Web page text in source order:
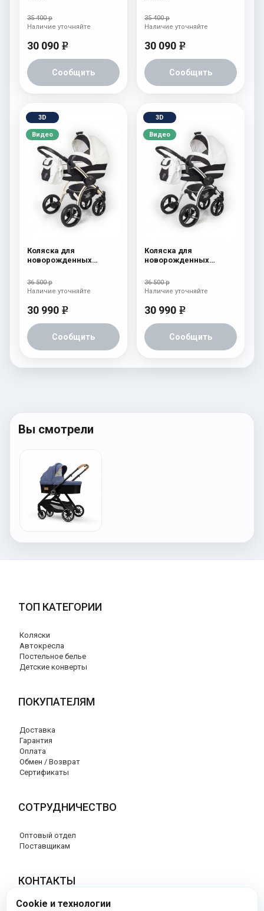
35 400 р
30 090 e
Сообщить
Наличие уточняйте
35 400 р
30 090 e
Сообщить
Наличие уточняйте
3D
Видео
Коляска для
новорожденных
Beige) White
36 500 р
30 990 e
Сообщить
Наличие уточняйте
3D
Видео
Коляска для
новорожденных
White) White
36 500 р
30 990 e
Сообщить
Наличие уточняйте
Вы смотрели
ТОП КАТЕГОРИИ
Коляски
Автокресла
Постельное белье
Детские конверты
ПОКУПАТЕЛЯМ
Доставка
Гарантия
Оплата
Обмен / Возврат
Сертификаты
СОТРУДНИЧЕСТВО
Оптовый отдел
Поставщикам
КОНТАКТЫ
8 (800) 707-76-34
Cookie и технологии